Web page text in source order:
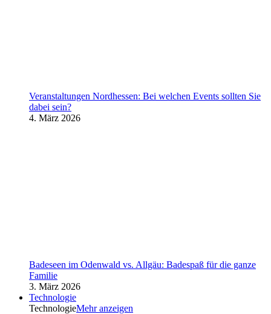
Veranstaltungen Nordhessen: Bei welchen Events sollten Sie
dabei sein?
4. März 2026
Badeseen im Odenwald vs. Allgäu: Badespaß für die ganze
Familie
3. März 2026
Technologie
TechnologieMehr anzeigen